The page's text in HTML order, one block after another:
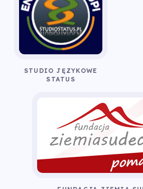
STUDIO JĘZYKOWE
STATUS